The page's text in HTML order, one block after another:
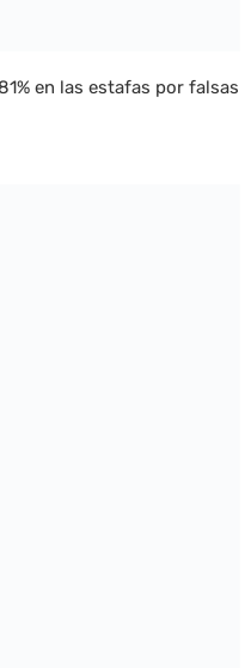
en las estafas por falsas